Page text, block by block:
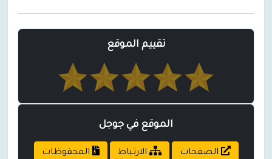
تقييم الموقع
الموقع في جوجل
الصفحات الارتباط المحفوظات